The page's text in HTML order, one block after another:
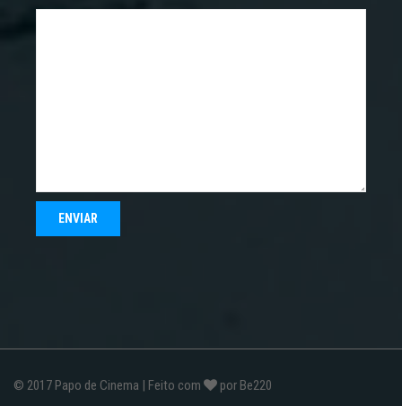
© 2017 Papo de Cinema | Feito com por Be220